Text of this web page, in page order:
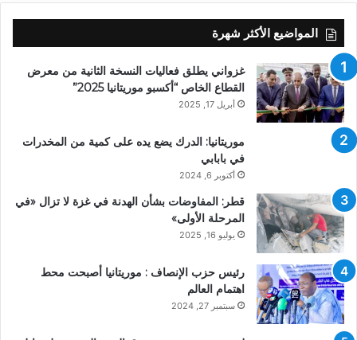
المواضيع الأكثر شهرة
غزواني يطلق فعاليات النسخة الثانية من معرض
القطاع الخاص “أكسبو موريتانيا 2025”
أبريل 17, 2025
موريتانيا: الدرك يضع يده على كمية من المخدرات
في بابابي
أكتوبر 6, 2024
قطر: المفاوضات بشأن الهدنة في غزة لا تزال «في
المرحلة الأولى»
يوليو 16, 2025
رئيس حزب الإنصاف : موريتانيا أصبحت محط
اهتمام العالم
سبتمبر 27, 2024